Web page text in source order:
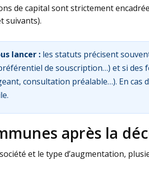
de capital sont strictement
suivants).
lancer :les statuts précisent
de souscription…) et si des
consultation préalable…). En cas
après la
et le type d’augmentation,